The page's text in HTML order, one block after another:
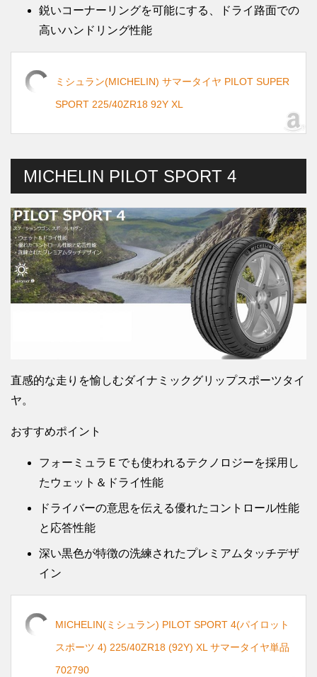
鋭いコーナーリングを可能にする、ドライ路面での
高いハンドリング性能
ミシュラン(MICHELIN) サマータイヤ PILOT SUPER
SPORT 225/40ZR18 92Y XL
MICHELIN PILOT SPORT 4
直感的な走りを愉しむダイナミックグリップスポーツタイ
ヤ。
おすすめポイント
フォーミュラＥでも使われるテクノロジーを採用し
たウェット＆ドライ性能
ドライバーの意思を伝える優れたコントロール性能
と応答性能
深い黒色が特徴の洗練されたプレミアムタッチデザ
イン
MICHELIN(ミシュラン) PILOT SPORT 4(パイロット
スポーツ 4) 225/40ZR18 (92Y) XL サマータイヤ単品
702790